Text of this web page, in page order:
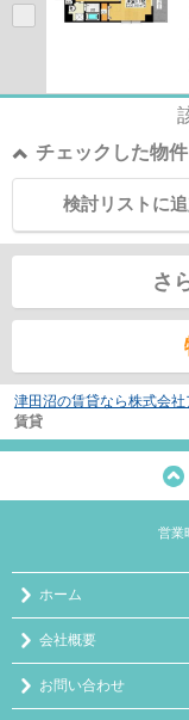
チェックした物
検討リストに
さ
津田沼の賃貸なら株式会社
賃貸
営業
ホーム
会社概要
お問い合わせ